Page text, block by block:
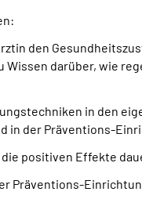
den
darüber, wie
in den
in der Präventions-
positiven Effekte
Präventions-